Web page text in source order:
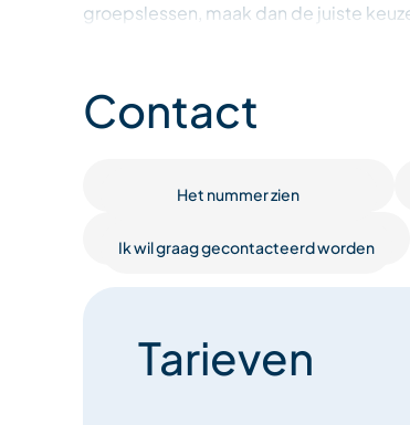
groepslessen, maak dan de juiste
- Woensdag: 100% buikspieren van
- Donderdag: dijen, buikspieren en
Inschrijven bij de coach.
Contact
Het nummer zien
Ik wil graag gecontacteerd worden
Tarieven